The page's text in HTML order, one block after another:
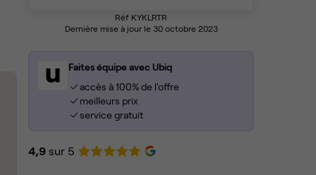
Réf KYKLRTR
Dernière mise à jour le 30 octobre 2023
Faites équipe avec Ubiq
accès à 100% de l'offre
meilleurs prix
service gratuit
4,9 sur 5